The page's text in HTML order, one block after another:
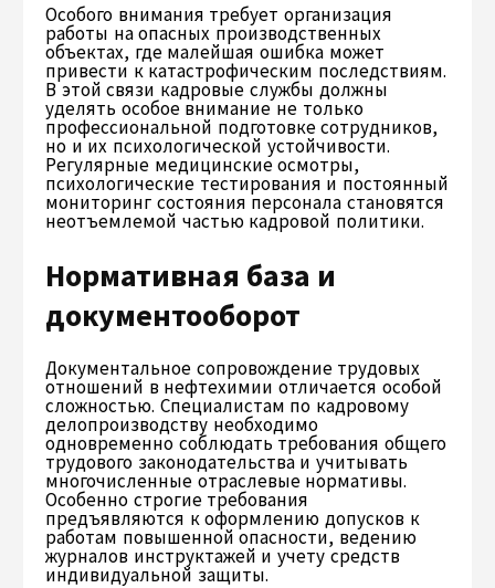
Особого внимания требует организация
работы на опасных производственных
объектах, где малейшая ошибка может
привести к катастрофическим последствиям.
В этой связи кадровые службы должны
уделять особое внимание не только
профессиональной подготовке сотрудников,
но и их психологической устойчивости.
Регулярные медицинские осмотры,
психологические тестирования и постоянный
мониторинг состояния персонала становятся
неотъемлемой частью кадровой политики.
Нормативная база и
документооборот
Документальное сопровождение трудовых
отношений в нефтехимии отличается особой
сложностью. Специалистам по кадровому
делопроизводству необходимо
одновременно соблюдать требования общего
трудового законодательства и учитывать
многочисленные отраслевые нормативы.
Особенно строгие требования
предъявляются к оформлению допусков к
работам повышенной опасности, ведению
журналов инструктажей и учету средств
индивидуальной защиты.